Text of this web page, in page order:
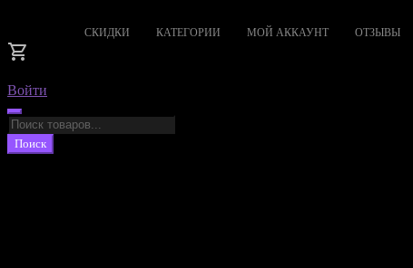
СКИДКИ КАТЕГОРИИ МОЙ АККАУНТ ОТЗЫВЫ
Войти
Поиск
товаров
Поиск